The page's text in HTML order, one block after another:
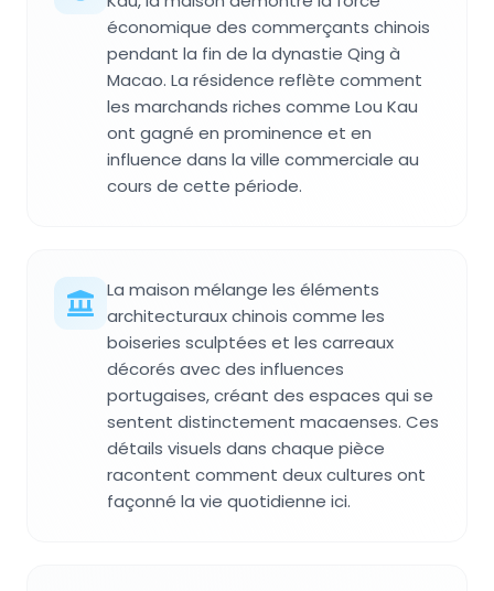
économique des commerçants chinois
pendant la fin de la dynastie Qing à
Macao. La résidence reflète comment
les marchands riches comme Lou Kau
ont gagné en prominence et en
influence dans la ville commerciale au
cours de cette période.
La maison mélange les éléments
architecturaux chinois comme les
boiseries sculptées et les carreaux
décorés avec des influences
portugaises, créant des espaces qui se
sentent distinctement macaenses. Ces
détails visuels dans chaque pièce
racontent comment deux cultures ont
façonné la vie quotidienne ici.